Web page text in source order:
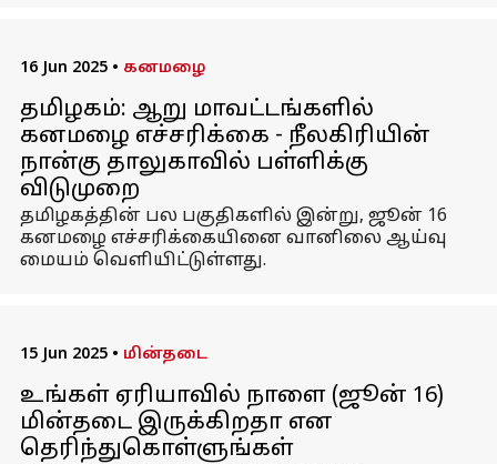
16 Jun 2025 • கனமழை
தமிழகம்: ஆறு மாவட்டங்களில்
கனமழை எச்சரிக்கை - நீலகிரியின்
நான்கு தாலுகாவில் பள்ளிக்கு
விடுமுறை
தமிழகத்தின் பல பகுதிகளில் இன்று, ஜூன் 16
கனமழை எச்சரிக்கையினை வானிலை ஆய்வு
மையம் வெளியிட்டுள்ளது.
15 Jun 2025 • மின்தடை
உங்கள் ஏரியாவில் நாளை (ஜூன் 16)
மின்தடை இருக்கிறதா என
தெரிந்துகொள்ளுங்கள்